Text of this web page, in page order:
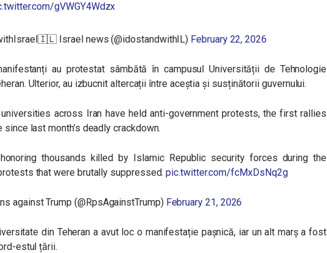
gVWGY4Wdzx
Israel news (@idostandwithIL) February 22, 2026
au protestat sâmbătă în campusul Universității de Tehnologie
Ulterior, au izbucnit altercații între aceștia și susținătorii guvernului.
across Iran have held anti-government protests, the first rallies
since last month’s deadly crackdown.
thousands killed by Islamic Republic security forces during the
that were brutally suppressed.pic.twitter.com/fcMxDsNq2g
against Trump (@RpsAgainstTrump) February 21, 2026
din Teheran a avut loc o manifestație pașnică, iar un alt marș a fost
estul țării.